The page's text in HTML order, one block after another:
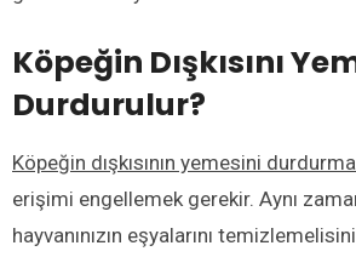
Köpeğin Dışkısını
Durdurulur?
Köpeğin dışkısının yemesini
erişimi engellemek gerekir. Aynı
hayvanınızın eşyalarını